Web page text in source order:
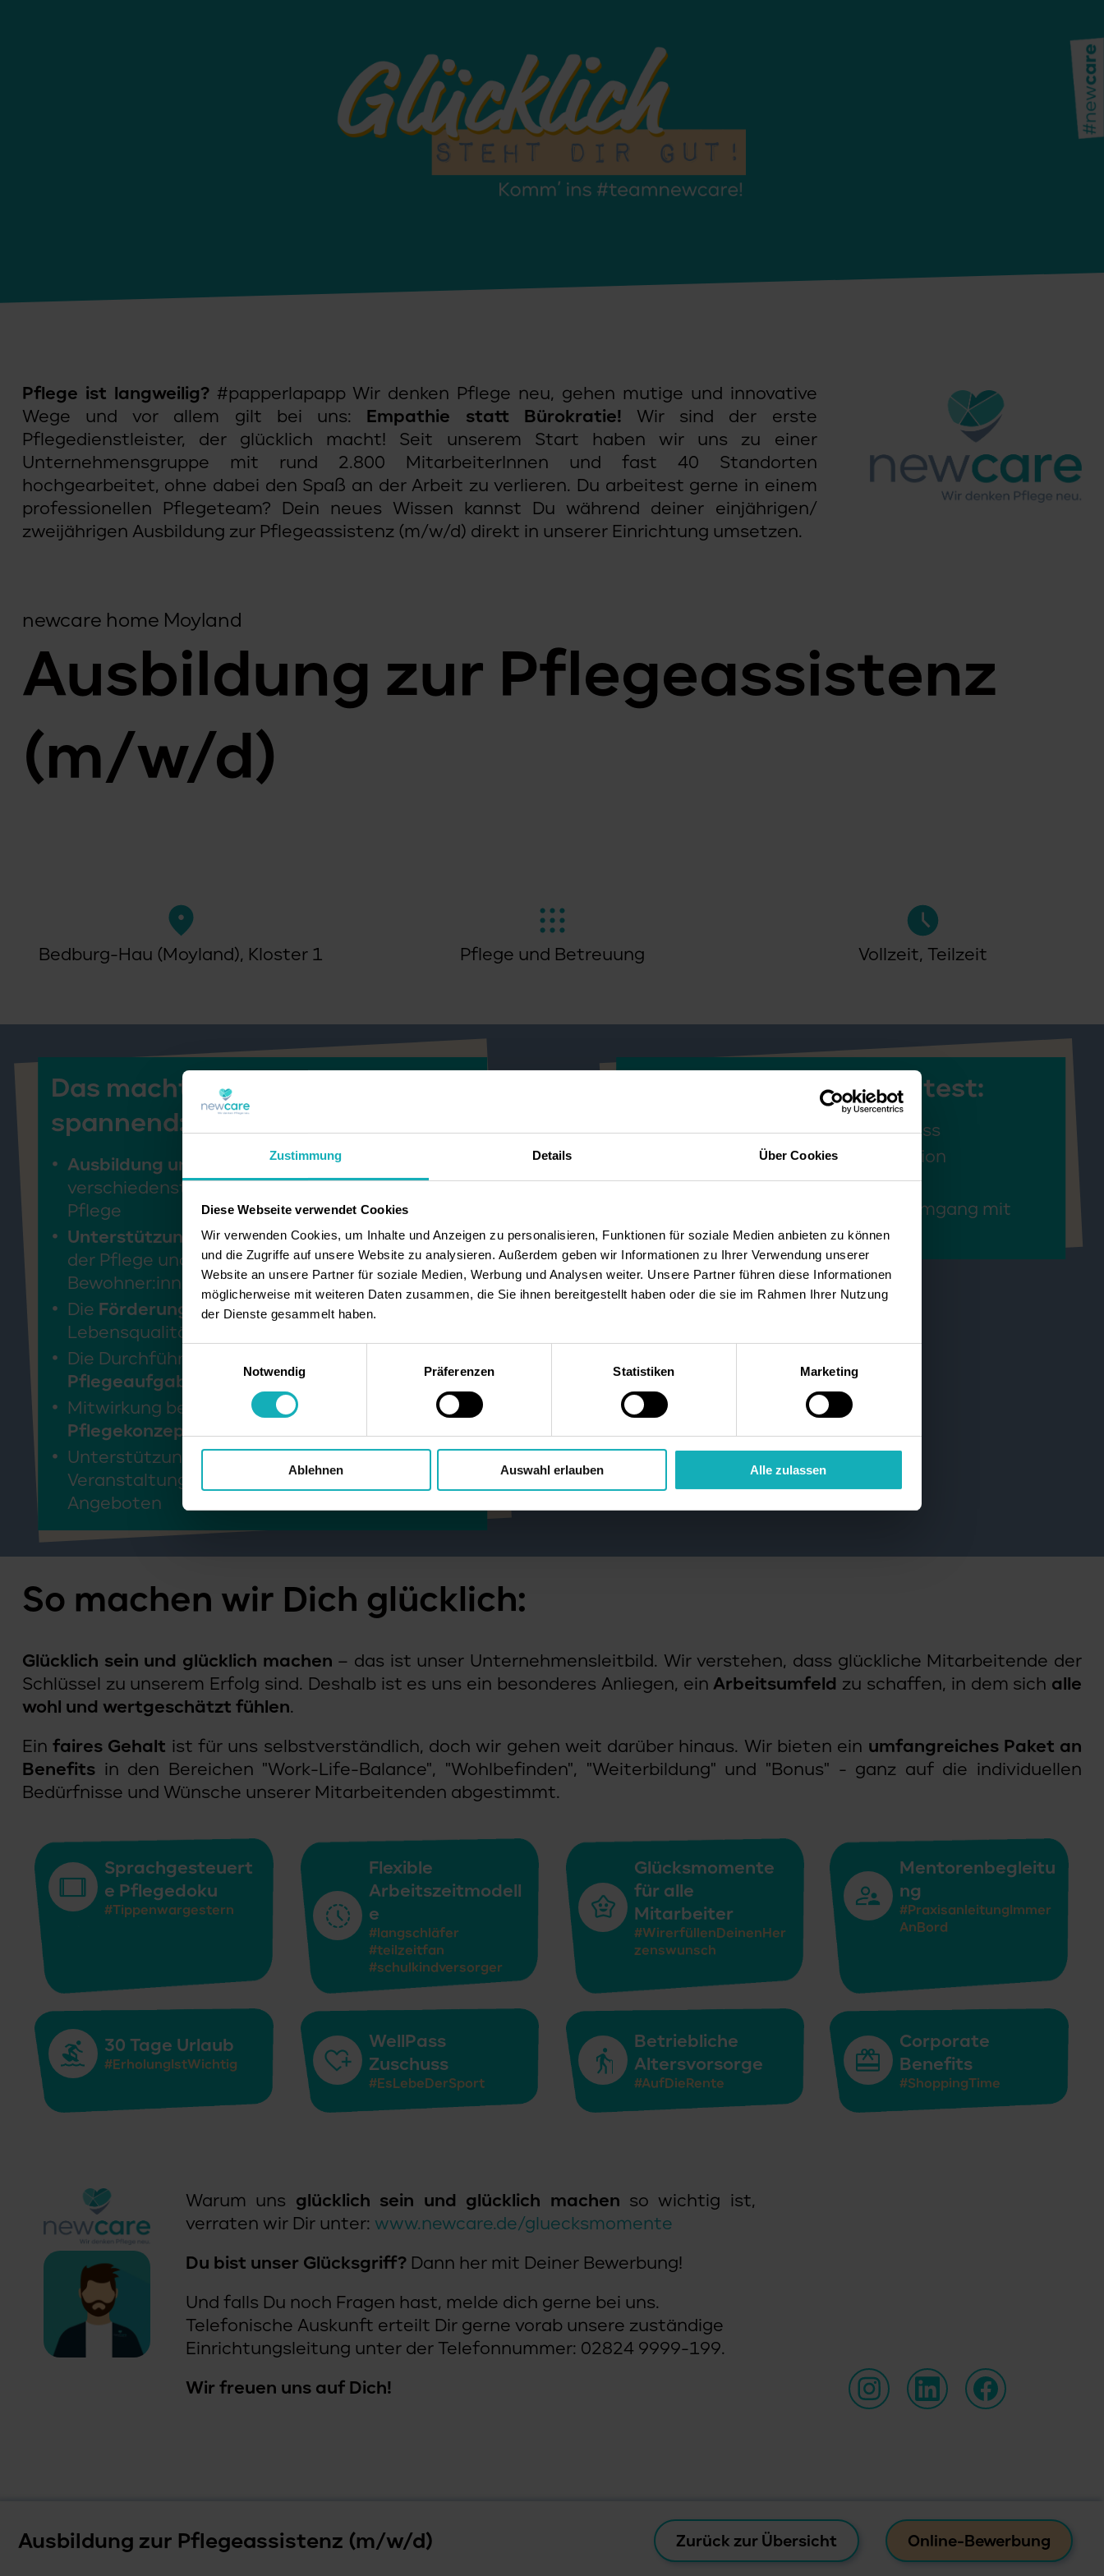
Zustimmung Details Über Cookies
Diese Webseite verwendet Cookies
Wir verwenden Cookies, um Inhalte und Anzeigen zu personalisieren, Funktionen für soziale Medien anbieten zu können
und die Zugriffe auf unsere Website zu analysieren. Außerdem geben wir Informationen zu Ihrer Verwendung unserer
Website an unsere Partner für soziale Medien, Werbung und Analysen weiter. Unsere Partner führen diese Informationen
möglicherweise mit weiteren Daten zusammen, die Sie ihnen bereitgestellt haben oder die sie im Rahmen Ihrer Nutzung
der Dienste gesammelt haben.
Einwilligungsauswahl
Notwendig
Präferenzen Statistiken Marketing
Ablehnen Auswahl erlauben Alle zulassen
Pflege ist langweilig?#papperlapapp Wir denken Pflege neu, gehen mutige und innovative
Wege und vor allem gilt bei uns: Empathie statt Bürokratie! Wir sind der erste
Pflegedienstleister, der glücklich macht! Seit unserem Start haben wir uns zu einer
Unternehmensgruppe mit rund 2.800 MitarbeiterInnen und fast 40 Standorten
hochgearbeitet, ohne dabei den Spaß an der Arbeit zu verlieren. Du arbeitest gerne in einem
professionellen Pflegeteam? Dein neues Wissen kannst Du während deiner einjährigen/
zweijährigen Ausbildung zur Pflegeassistenz (m/w/d) direkt in unserer Einrichtung umsetzen.
newcare home Moyland
Ausbildung zur Pflegeassistenz
(m/w/d)
Bedburg-Hau (Moyland), Kloster 1 Pflege und Betreuung Vollzeit, Teilzeit
Das macht die Ausbildung
spannend:
Ausbildung und aktive Mitarbeit
verschiedensten Arbeitsbereichen in der
Pflege
Unterstützung der Pflegefachkräftebei
der Pflege und Betreuung unserer
Bewohner:innen
Die Förderung der Zufriedenheitund
Lebensqualität unserer Bewohner:innen
Die Durchführung von
Pflegeaufgaben
Mitwirkung bei der Umsetzung unseres
Pflegekonzeptesund der Pflegestandards
Unterstützung bei der Organisation von
Veranstaltungen und kulturellen
Angeboten
Was Du mitbringen solltest:
Erfolgreicher Hauptschulabschluss
Teamfähigkeit und hohe Motivation
Hohes Einfühlungsvermögen
Zuverlässigkeit und Freude am Umgang mit
älteren Menschen
So machen wir Dich glücklich:
Glücklich sein und glücklich machen – das ist unser Unternehmensleitbild. Wir verstehen, dass glückliche Mitarbeitende der
Schlüssel zu unserem Erfolg sind. Deshalb ist es uns ein besonderes Anliegen, ein Arbeitsumfeld zu schaffen, in dem sich alle
wohl und wertgeschätzt fühlen.
Einfaires Gehalt ist für uns selbstverständlich, doch wir gehen weit darüber hinaus. Wir bieten ein umfangreiches Paket an
Benefitsin den Bereichen "Work-Life-Balance", "Wohlbefinden", "Weiterbildung" und "Bonus" - ganz auf die individuellen
Bedürfnisse und Wünsche unserer Mitarbeitenden abgestimmt.
Sprachgesteuert
e Pflegedoku
#Tippenwargestern
Flexible
Arbeitszeitmodell
e
#langschläfer
#teilzeitfan
#schulkindversorger
Glücksmomente
für alle
Mitarbeiter
#WirerfüllenDeinenHer
zenswunsch
Mentorenbegleitu
ng
#PraxisanleitungImmer
AnBord
30 Tage Urlaub
#ErholungIstWichtig
WellPass
Zuschuss
#EsLebeDerSport
Betriebliche
Altersvorsorge
#AufDieRente
Corporate
Benefits
#ShoppingTime
Warum uns glücklich sein und glücklich machen so wichtig ist,
verraten wir Dir unter: www.newcare.de/gluecksmomente
Du bist unser Glücksgriff? Dann her mit Deiner Bewerbung!
Und falls Du noch Fragen hast, melde dich gerne bei uns.
Telefonische Auskunft erteilt Dir gerne vorab unsere zuständige
Einrichtungsleitung unter der Telefonnummer: 02824 9999-199.
Wir freuen uns auf Dich!
Ausbildung zur Pflegeassistenz (m/w/d) Online-Bewerbung
Zurück zur Übersicht